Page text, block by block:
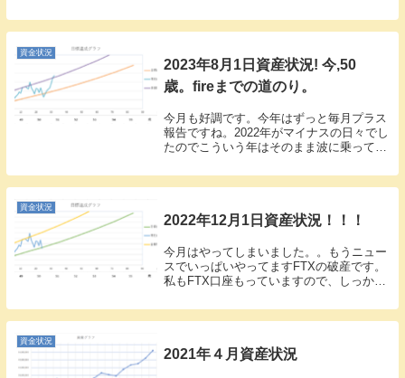
９６７８万６３６３円（先月より８．２％
上昇 ７３３万４４４７円UP）今月は為
資金状況
2023年8月1日資産状況! 今,50
歳。fireまでの道のり。
今月も好調です。今年はずっと毎月プラス
報告ですね。2022年がマイナスの日々でし
たのでこういう年はそのまま波に乗ってい
ず放置でした。収支で言うと少しですが、
賞与が7月に出ています。では、今月はど
資金状況
2022年12月1日資産状況！！！
今月はやってしまいました。。もうニュー
スでいっぱいやってますFTXの破産です。
私もFTX口座もっていますので、しっかり
位ですね。コインもFTTを相当数もってい
ましたので、大きく凹みました。まっ、リ
資金状況
2021年４月資産状況